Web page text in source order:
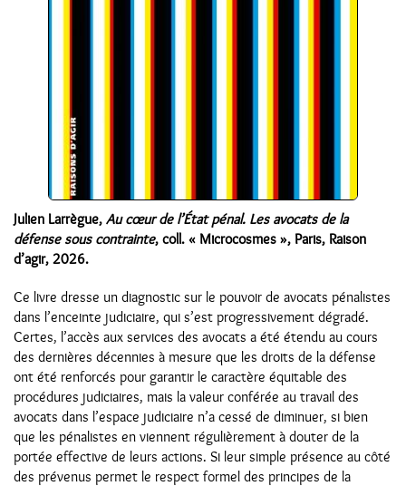
Julien Larrègue, Au cœur de l’État pénal. Les avocats de la
défense sous contrainte, coll. « Microcosmes », Paris, Raison
d’agir, 2026.
Ce livre dresse un diagnostic sur le pouvoir de avocats pénalistes
dans l’enceinte judiciaire, qui s’est progressivement dégradé.
Certes, l’accès aux services des avocats a été étendu au cours
des dernières décennies à mesure que les droits de la défense
ont été renforcés pour garantir le caractère équitable des
procédures judiciaires, mais la valeur conférée au travail des
avocats dans l’espace judiciaire n’a cessé de diminuer, si bien
que les pénalistes en viennent régulièrement à douter de la
portée effective de leurs actions. Si leur simple présence au côté
des prévenus permet le respect formel des principes de la